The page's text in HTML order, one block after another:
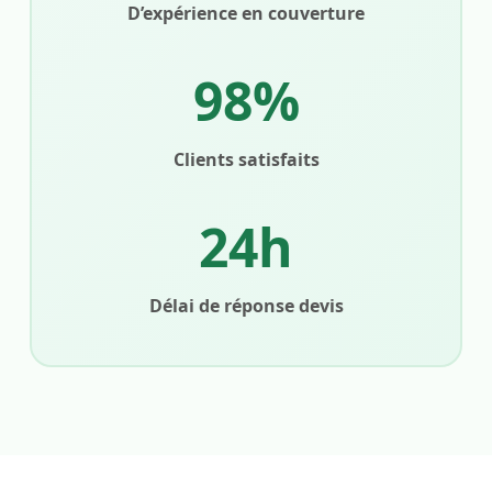
D’expérience en couverture
98%
Clients satisfaits
24h
Délai de réponse devis